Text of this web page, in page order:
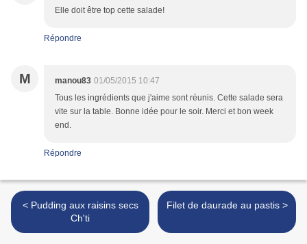
Elle doit être top cette salade!
Répondre
M manou83 01/05/2015 10:47
Tous les ingrédients que j'aime sont réunis. Cette salade sera
vite sur la table. Bonne idée pour le soir. Merci et bon week
end.
Répondre
< Pudding aux raisins secs
Ch'ti
Filet de daurade au pastis >